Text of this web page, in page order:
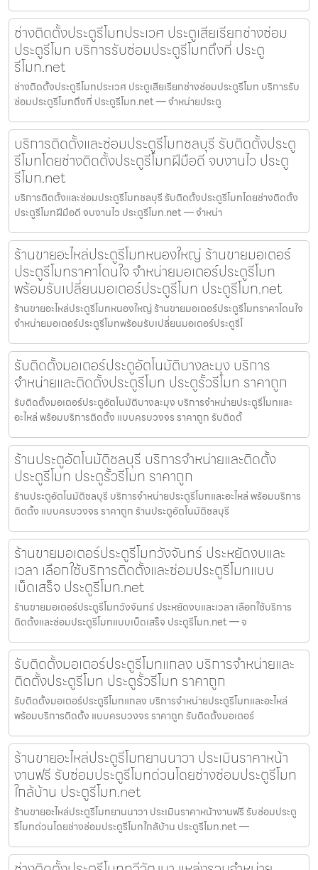
ช่างติดตั้งประตูรีโมทประเวศ ประตูเสียเรียกช่างซ่อม
ประตูรีโมท บริการรับซ่อมประตูรีโมทถึงที่ ประตู
รีโมท.net
ช่างติดตั้งประตูรีโมทประเวศ ประตูเสียเรียกช่างซ่อมประตูรีโมท บริการรับ
ซ่อมประตูรีโมทถึงที่ ประตูรีโมท.net — จำหน่ายประตู
บริการติดตั้งและซ่อมประตูรีโมทชลบุรี รับติดตั้งประตู
รีโมทโดยช่างติดตั้งประตูรีโมทฝีมือดี จบงานไว ประตู
รีโมท.net
บริการติดตั้งและซ่อมประตูรีโมทชลบุรี รับติดตั้งประตูรีโมทโดยช่างติดตั้ง
ประตูรีโมทฝีมือดี จบงานไว ประตูรีโมท.net — จำหน่า
ร้านขายอะไหล่ประตูรีโมทหนองใหญ่ ร้านขายมอเตอร์
ประตูรีโมทราคาโดนใจ จำหน่ายมอเตอร์ประตูรีโมท
พร้อมรับเปลี่ยนมอเตอร์ประตูรีโมท ประตูรีโมท.net
ร้านขายอะไหล่ประตูรีโมทหนองใหญ่ ร้านขายมอเตอร์ประตูรีโมทราคาโดนใจ
จำหน่ายมอเตอร์ประตูรีโมทพร้อมรับเปลี่ยนมอเตอร์ประตูรีโ
รับติดตั้งมอเตอร์ประตูอัตโนมัติบางละมุง บริการ
จำหน่ายและติดตั้งประตูรีโมท ประตูรั้วรีโมท ราคาถูก
รับติดตั้งมอเตอร์ประตูอัตโนมัติบางละมุง บริการจำหน่ายประตูรีโมทและ
อะไหล่ พร้อมบริการติดตั้ง แบบครบวงจร ราคาถูก รับติดตั้
ร้านประตูอัตโนมัติชลบุรี บริการจำหน่ายและติดตั้ง
ประตูรีโมท ประตูรั้วรีโมท ราคาถูก
ร้านประตูอัตโนมัติชลบุรี บริการจำหน่ายประตูรีโมทและอะไหล่ พร้อมบริการ
ติดตั้ง แบบครบวงจร ราคาถูก ร้านประตูอัตโนมัติชลบุรี
ร้านขายมอเตอร์ประตูรีโมทวังจันทร์ ประหยัดงบและ
เวลา เลือกใช้บริการติดตั้งและซ่อมประตูรีโมทแบบ
เบ็ดเสร็จ ประตูรีโมท.net
ร้านขายมอเตอร์ประตูรีโมทวังจันทร์ ประหยัดงบและเวลา เลือกใช้บริการ
ติดตั้งและซ่อมประตูรีโมทแบบเบ็ดเสร็จ ประตูรีโมท.net — จ
รับติดตั้งมอเตอร์ประตูรีโมทแกลง บริการจำหน่ายและ
ติดตั้งประตูรีโมท ประตูรั้วรีโมท ราคาถูก
รับติดตั้งมอเตอร์ประตูรีโมทแกลง บริการจำหน่ายประตูรีโมทและอะไหล่
พร้อมบริการติดตั้ง แบบครบวงจร ราคาถูก รับติดตั้งมอเตอร์
ร้านขายอะไหล่ประตูรีโมทยานนาวา ประเมินราคาหน้า
งานฟรี รับซ่อมประตูรีโมทด่วนโดยช่างซ่อมประตูรีโมท
ใกล้บ้าน ประตูรีโมท.net
ร้านขายอะไหล่ประตูรีโมทยานนาวา ประเมินราคาหน้างานฟรี รับซ่อมประตู
รีโมทด่วนโดยช่างซ่อมประตูรีโมทใกล้บ้าน ประตูรีโมท.net —